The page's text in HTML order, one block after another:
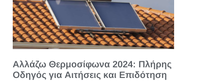
Αλλάζω Θερμοσίφωνα 2024: Πλήρης
Οδηγός για Αιτήσεις και Επιδότηση